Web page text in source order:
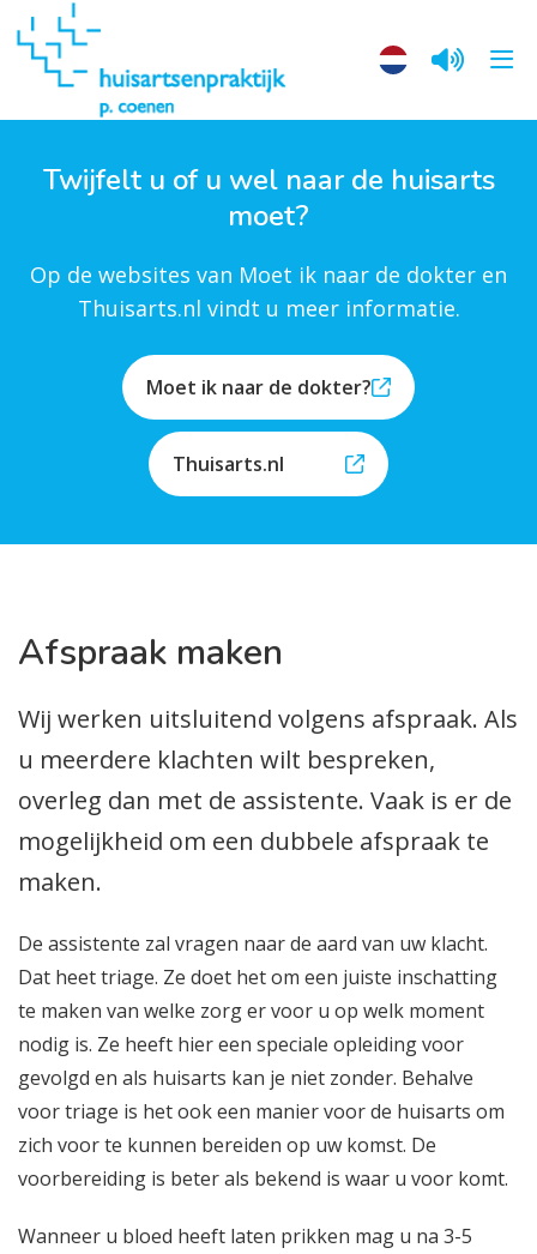
Twijfelt u of u wel naar de huisarts
moet?
Op de websites van Moet ik naar de dokter en
Thuisarts.nl vindt u meer informatie.
Moet ik naar de dokter?
Thuisarts.nl
Afspraak maken
Wij werken uitsluitend volgens afspraak. Als
u meerdere klachten wilt bespreken,
overleg dan met de assistente. Vaak is er de
mogelijkheid om een dubbele afspraak te
maken.
De assistente zal vragen naar de aard van uw klacht.
Dat heet triage. Ze doet het om een juiste inschatting
te maken van welke zorg er voor u op welk moment
nodig is. Ze heeft hier een speciale opleiding voor
gevolgd en als huisarts kan je niet zonder. Behalve
voor triage is het ook een manier voor de huisarts om
zich voor te kunnen bereiden op uw komst. De
voorbereiding is beter als bekend is waar u voor komt.
Wanneer u bloed heeft laten prikken mag u na 3-5